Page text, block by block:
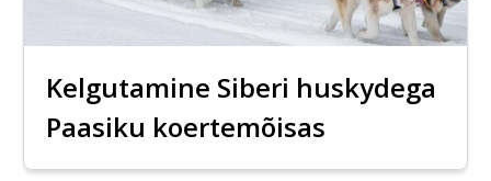
Kelgutamine Siberi huskydega
Paasiku koertemõisas